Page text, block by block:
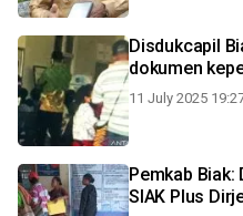
Disdukcapil
dokumen
11 July 2025
Pemkab Biak:
SIAK Plus